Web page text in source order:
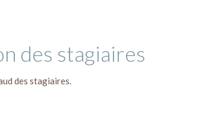
des stagiaires
des stagiaires.